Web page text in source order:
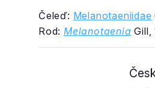
Čeleď: Melanotaeniidae
Rod: Melanotaenia Gill,